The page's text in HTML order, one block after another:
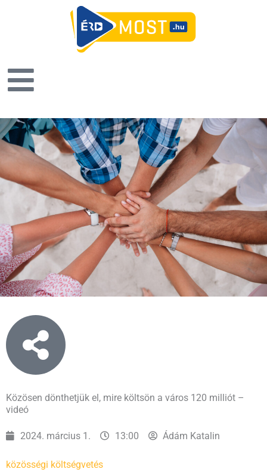
Közösen dönthetjük el, mire költsön a város 120 milliót –
videó
2024. március 1. 13:00 Ádám Katalin
közösségi költségvetés